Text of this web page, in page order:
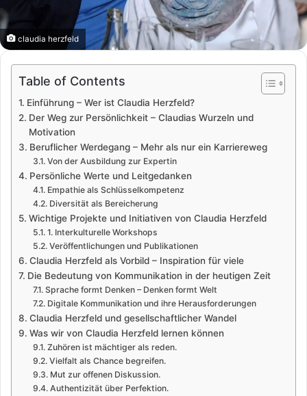
claudia herzfeld
Table of Contents
Einführung – Wer ist Claudia Herzfeld?
Der Weg zur Persönlichkeit – Claudias Wurzeln und
Motivation
Beruflicher Werdegang – Mehr als nur ein Karriereweg
Von der Ausbildung zur Expertin
Persönliche Werte und Leitgedanken
Empathie als Schlüsselkompetenz
Diversität als Bereicherung
Wichtige Projekte und Initiativen von Claudia Herzfeld
1. Interkulturelle Workshops
Veröffentlichungen und Publikationen
Claudia Herzfeld als Vorbild – Inspiration für viele
Die Bedeutung von Kommunikation in der heutigen Zeit
Sprache formt Denken – Denken formt Welt
Digitale Kommunikation und ihre Herausforderungen
Claudia Herzfeld und gesellschaftlicher Wandel
Was wir von Claudia Herzfeld lernen können
Zuhören ist mächtiger als reden.
Vielfalt als Chance begreifen.
Mut zur offenen Diskussion.
Authentizität über Perfektion.